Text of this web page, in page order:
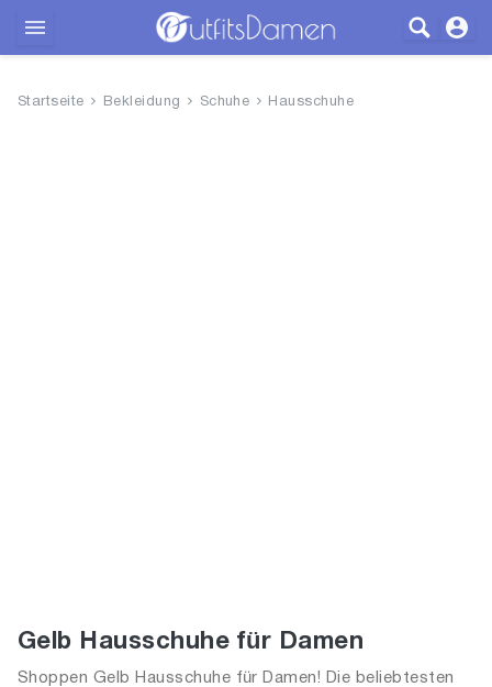
Startseite Bekleidung Schuhe Hausschuhe
Gelb Hausschuhe für Damen
Shoppen Gelb Hausschuhe für Damen! Die beliebtesten